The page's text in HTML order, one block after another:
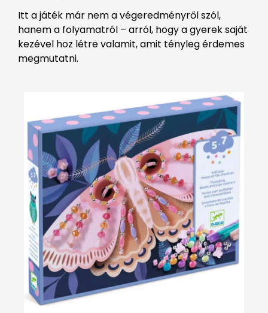
Itt a játék már nem a végeredményről szól,
hanem a folyamatról – arról, hogy a gyerek saját
kezével hoz létre valamit, amit tényleg érdemes
megmutatni.